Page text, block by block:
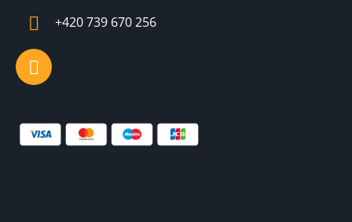
+420 739 670 256